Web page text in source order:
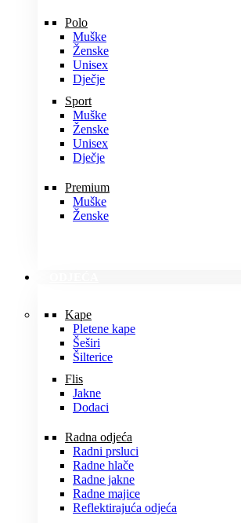
Polo
Muške
Ženske
Unisex
Dječje
Sport
Muške
Ženske
Unisex
Dječje
Premium
Muške
Ženske
Kape
Pletene kape
Šeširi
Šilterice
Flis
Jakne
Dodaci
Radna odjeća
Radni prsluci
Radne hlače
Radne jakne
Radne majice
Reflektirajuća odjeća